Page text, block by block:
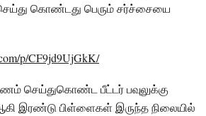
கொண்டது பெரும் சர்ச்சையை
p/CF9jd9UjGkK/
செய்துகொண்ட பீட்டர் பவுலுக்கு
இரண்டு பிள்ளைகள் இருந்த நிலையில்